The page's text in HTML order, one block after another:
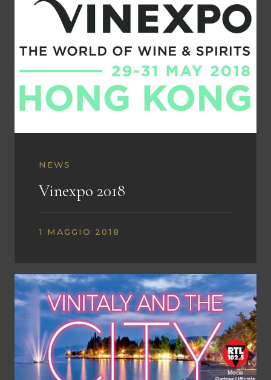
NEWS
Vinexpo 2018
1 MAGGIO 2018